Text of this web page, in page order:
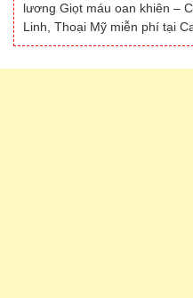
lương Giọt máu oan khiên –
Linh, Thoại Mỹ miễn phí tại